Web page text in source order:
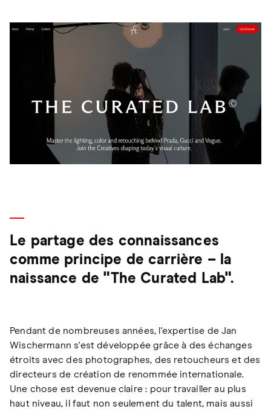
Le partage des connaissances
comme principe de carrière – la
naissance de "The Curated Lab".
Pendant de nombreuses années, l'expertise de Jan
Wischermann s'est développée grâce à des échanges
étroits avec des photographes, des retoucheurs et des
directeurs de création de renommée internationale.
Une chose est devenue claire : pour travailler au plus
haut niveau, il faut non seulement du talent, mais aussi